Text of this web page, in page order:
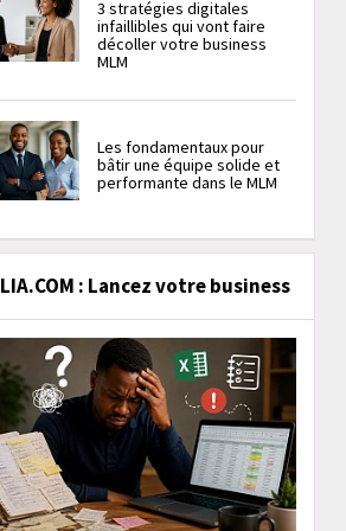
3 stratégies digitales
infaillibles qui vont faire
décoller votre business
MLM
Les fondamentaux pour
bâtir une équipe solide et
performante dans le MLM
: Lancez votre business